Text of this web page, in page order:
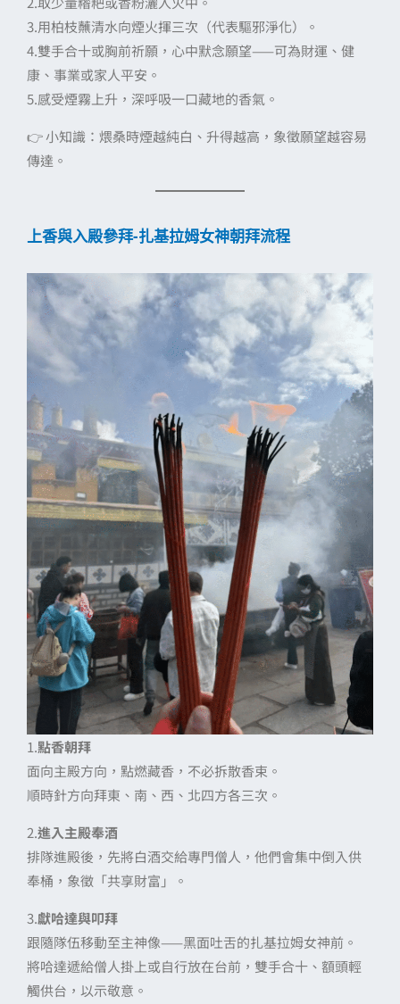
3.用柏枝蘸清水向煙火揮三次（代表驅邪淨化）。
4.雙手合十或胸前祈願，心中默念願望——可為財運、健
康、事業或家人平安。
5.感受煙霧上升，深呼吸一口藏地的香氣。
👉 小知識：煨桑時煙越純白、升得越高，象徵願望越容易
傳達。
上香與入殿參拜-扎基拉姆女神朝拜流程
1.點香朝拜
面向主殿方向，點燃藏香，不必拆散香束。
順時針方向拜東、南、西、北四方各三次。
2.進入主殿奉酒
排隊進殿後，先將白酒交給專門僧人，他們會集中倒入供
奉桶，象徵「共享財富」。
3.獻哈達與叩拜
跟隨隊伍移動至主神像——黑面吐舌的扎基拉姆女神前。
將哈達遞給僧人掛上或自行放在台前，雙手合十、額頭輕
觸供台，以示敬意。